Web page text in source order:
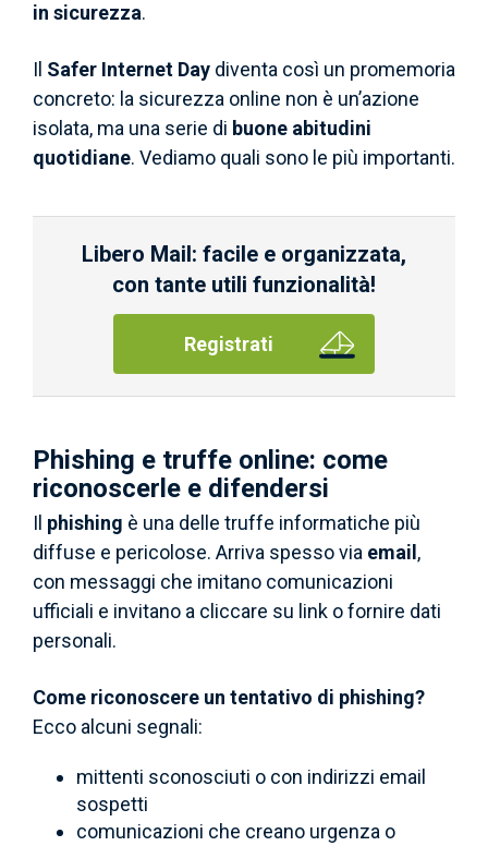
in sicurezza.
Il Safer Internet Day diventa così un promemoria
concreto: la sicurezza online non è un’azione
isolata, ma una serie di buone abitudini
quotidiane. Vediamo quali sono le più importanti.
Libero Mail: facile e organizzata,
con tante utili funzionalità!
Registrati
Phishing e truffe online: come
riconoscerle e difendersi
Il phishing è una delle truffe informatiche più
diffuse e pericolose. Arriva spesso via email ,
con messaggi che imitano comunicazioni
ufficiali e invitano a cliccare su link o fornire dati
personali.
Come riconoscere un tentativo di phishing?
Ecco alcuni segnali:
mittenti sconosciuti o con indirizzi email
sospetti
comunicazioni che creano urgenza o